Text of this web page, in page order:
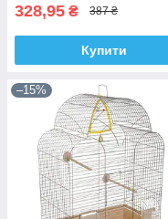
328,95 ₴ 387 ₴
Купити
–15%